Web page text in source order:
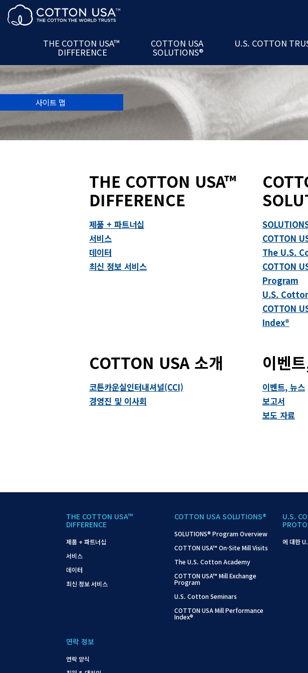
THE COTTON USA™
DIFFERENCE
서비스
최신 정보 서비스
COTTON USA
SOLUTIONS®
COTTON USA Mill
U.S. COTTON
사이트 맵
THE COTTON USA™
DIFFERENCE
제품 + 파트너십
서비스
데이터
최신 정보 서비스
COTTON
The U.S.
COTTON
Program
U.S.
COTTON
Index®
COTTON USA 소개
코튼카운실인터내셔널(CCI)
경영진 및 이사회
이벤
이벤트, 뉴스
보고서
보도 자료
THE COTTON USA™
DIFFERENCE
제품 + 파트너십
서비스
데이터
최신 정보 서비스
COTTON USA SOLUTIONS®
SOLUTIONS® Program Overview
COTTON USA™ On-Site Mill Visits
The U.S. Cotton Academy
COTTON USA™ Mill Exchange
Program
U.S. Cotton Seminars
COTTON USA Mill Performance
Index®
U.S.
에 대한
연락 정보
연락 양식